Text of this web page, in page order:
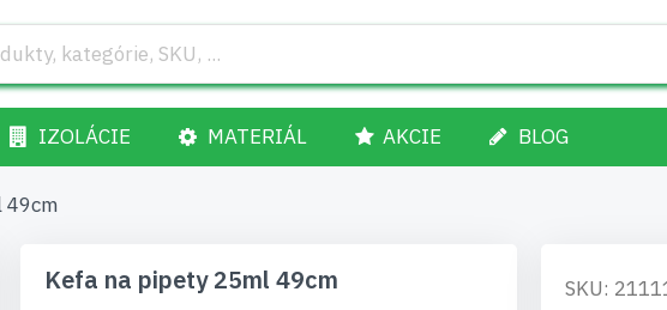
IZOLÁCIE MATERIÁL AKCIE BLOG
49cm
Kefa na pipety 25ml 49cm SKU: